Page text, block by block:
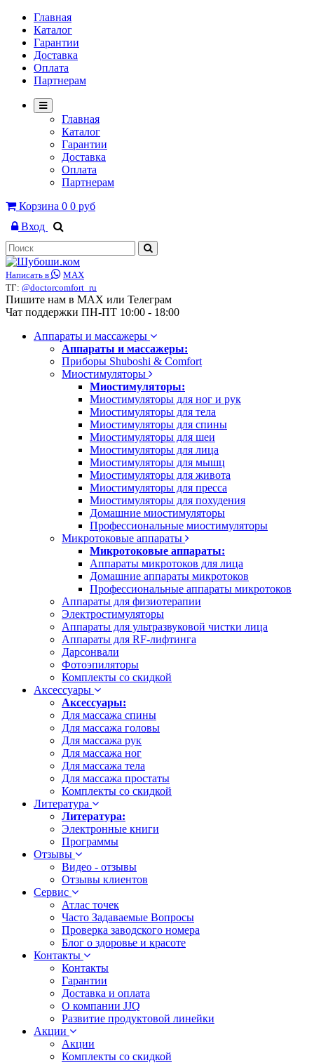
Главная
Каталог
Гарантии
Доставка
Оплата
Партнерам
Главная
Каталог
Гарантии
Доставка
Оплата
Партнерам
Корзина 0 0 руб
Вход
Написать в
MAX
ТГ: @doctorcomfort_ru
Пишите нам в MAX или Телеграм
Чат поддержки ПН-ПТ 10:00 - 18:00
Аппараты и массажеры
Аппараты и массажеры:
Приборы Shuboshi & Comfort
Миостимуляторы
Миостимуляторы:
Миостимуляторы для ног и рук
Миостимуляторы для тела
Миостимуляторы для спины
Миостимуляторы для шеи
Миостимуляторы для лица
Миостимуляторы для мышц
Миостимуляторы для живота
Миостимуляторы для пресса
Миостимуляторы для похудения
Домашние миостимуляторы
Профессиональные миостимуляторы
Микротоковые аппараты
Микротоковые аппараты:
Аппараты микротоков для лица
Домашние аппараты микротоков
Профессиональные аппараты микротоков
Аппараты для физиотерапии
Электростимуляторы
Аппараты для ультразвуковой чистки лица
Аппараты для RF-лифтинга
Дарсонвали
Фотоэпиляторы
Комплекты со скидкой
Аксессуары
Аксессуары:
Для массажа спины
Для массажа головы
Для массажа рук
Для массажа ног
Для массажа тела
Для массажа простаты
Комплекты со скидкой
Литература
Литература:
Электронные книги
Программы
Отзывы
Видео - отзывы
Отзывы клиентов
Сервис
Атлас точек
Часто Задаваемые Вопросы
Проверка заводского номера
Блог о здоровье и красоте
Контакты
Контакты
Гарантии
Доставка и оплата
О компании JJQ
Развитие продуктовой линейки
Акции
Акции
Комплекты со скидкой